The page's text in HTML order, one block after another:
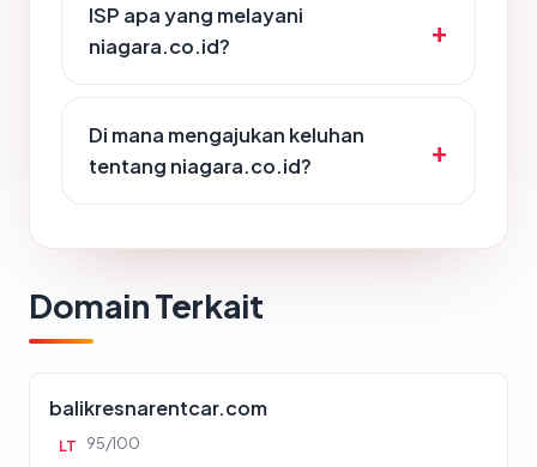
ISP apa yang melayani
niagara.co.id?
Di mana mengajukan keluhan
tentang niagara.co.id?
Domain Terkait
balikresnarentcar.com
LT 95/100